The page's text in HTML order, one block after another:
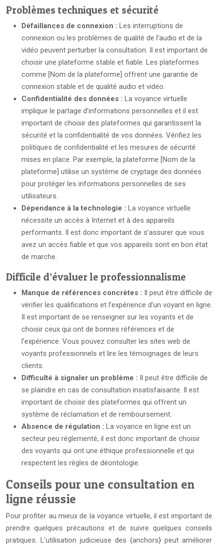
Problèmes techniques et sécurité
Défaillances de connexion : Les interruptions de
connexion ou les problèmes de qualité de l’audio et de la
vidéo peuvent perturber la consultation. Il est important de
choisir une plateforme stable et fiable. Les plateformes
comme [Nom de la plateforme] offrent une garantie de
connexion stable et de qualité audio et vidéo.
Confidentialité des données : La voyance virtuelle
implique le partage d’informations personnelles et il est
important de choisir des plateformes qui garantissent la
sécurité et la confidentialité de vos données. Vérifiez les
politiques de confidentialité et les mesures de sécurité
mises en place. Par exemple, la plateforme [Nom de la
plateforme] utilise un système de cryptage des données
pour protéger les informations personnelles de ses
utilisateurs.
Dépendance à la technologie : La voyance virtuelle
nécessite un accès à Internet et à des appareils
performants. Il est donc important de s’assurer que vous
avez un accès fiable et que vos appareils sont en bon état
de marche.
Difficile d’évaluer le professionnalisme
Manque de références concrètes : Il peut être difficile de
vérifier les qualifications et l’expérience d’un voyant en ligne.
Il est important de se renseigner sur les voyants et de
choisir ceux qui ont de bonnes références et de
l’expérience. Vous pouvez consulter les sites web de
voyants professionnels et lire les témoignages de leurs
clients.
Difficulté à signaler un problème : Il peut être difficile de
se plaindre en cas de consultation insatisfaisante. Il est
important de choisir des plateformes qui offrent un
système de réclamation et de remboursement.
Absence de régulation : La voyance en ligne est un
secteur peu réglementé, il est donc important de choisir
des voyants qui ont une éthique professionnelle et qui
respectent les règles de déontologie.
Conseils pour une consultation en
ligne réussie
Pour profiter au mieux de la voyance virtuelle, il est important de
prendre quelques précautions et de suivre quelques conseils
pratiques. L’utilisation judicieuse des {anchors} peut améliorer